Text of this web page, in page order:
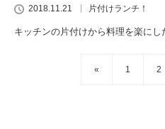
2018.11.21 片付けランチ！
キッチンの片付けから料理を楽にし
« 1 2